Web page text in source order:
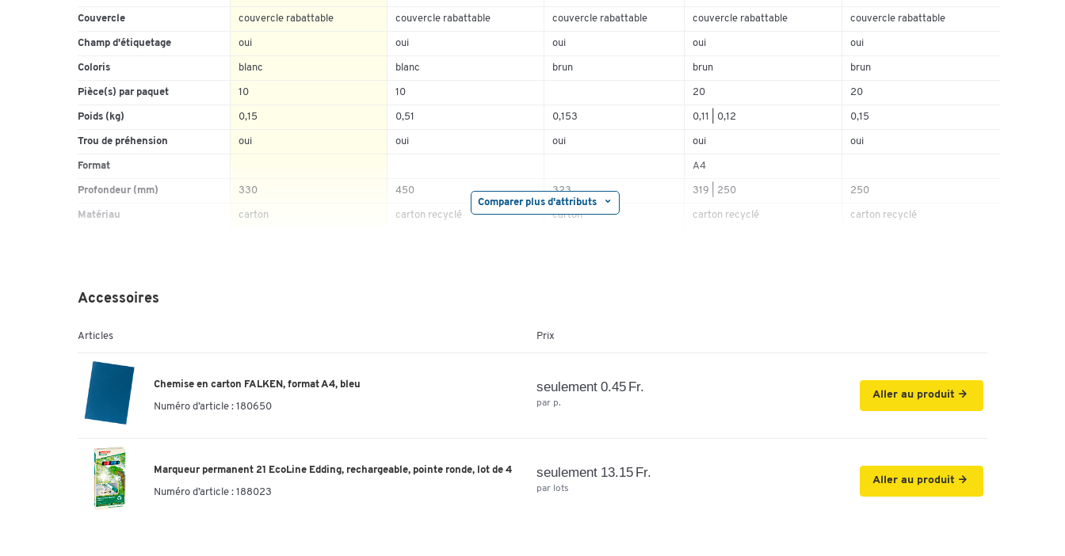
Comparer plus d'attributs
Couvercle couvercle rabattable couvercle rabattable couvercle rabattable couvercle rabattable couvercle rabattable
Champ d'étiquetage oui oui oui oui oui
Coloris blanc blanc brun brun brun
Pièce(s) par paquet 10 10 20 20
Poids (kg) 0,15 0,51 0,153 0,11 | 0,12 0,15
Trou de préhension oui oui oui oui oui
Format A4
Profondeur (mm) 330 450 323 319 | 250 250
Matériau carton carton recyclé carton carton recyclé carton recyclé
Hauteur de remplissage (mm) 80 330
Accessoires
Articles Prix
Chemise en carton FALKEN, format A4, bleu
Numéro d’article : 180650
seulement 0.45 Fr.
par p.
Aller au produit
Marqueur permanent 21 EcoLine Edding, rechargeable, pointe ronde, lot de 4
Numéro d’article : 188023
seulement 13.15 Fr.
par lots
Aller au produit